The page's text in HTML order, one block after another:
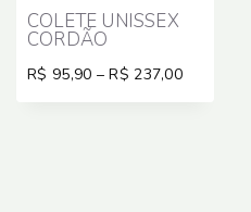
COLETE UNISSEX
CORDÃO
R$ 95,90 – R$ 237,00